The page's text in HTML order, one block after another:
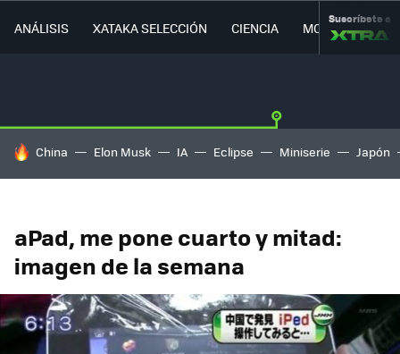
ANÁLISIS XATAKA SELECCIÓN CIENCIA MOVILIDAD
Suscríbete a
HOY SE HABLA DE
China Elon Musk IA Eclipse Miniserie Japón
aPad, me pone cuarto y mitad:
imagen de la semana